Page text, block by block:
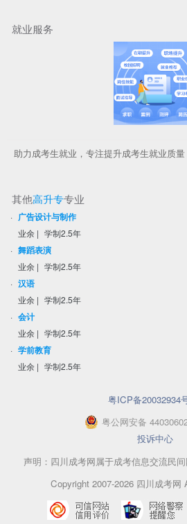
就业服务
助力成考生就业，专注提升成考生就业质量
其他高升专专业
· 广告设计与制作
业余 | 学制2.5年
· 舞蹈表演
业余 | 学制2.5年
· 汉语
业余 | 学制2.5年
· 会计
业余 | 学制2.5年
· 学前教育
业余 | 学制2.5年
粤ICP备20032934
粤公网安备
投诉中心
声明：四川成考网属于成考信息交流民
Copyright 2007-2026 四川成考网